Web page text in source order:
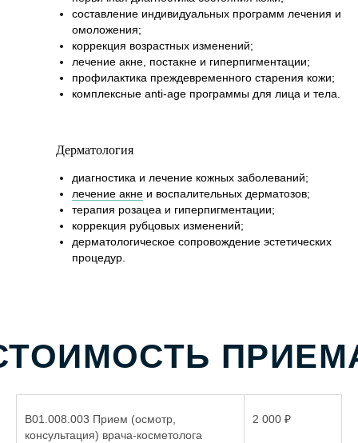
составление индивидуальных программ лечения и
омоложения;
коррекция возрастных изменений;
лечение акне, постакне и гиперпигментации;
профилактика преждевременного старения кожи;
комплексные anti-age программы для лица и тела.
Дерматология
диагностика и лечение кожных заболеваний;
лечение акне и воспалительных дерматозов;
терапия розацеа и гиперпигментации;
коррекция рубцовых изменений;
дерматологическое сопровождение эстетических
процедур.
В01.008.003 Прием (осмотр,
консультация) врача-косметолога
2 000 ₽
при каких условиях не является публичной
офертой, определяемой положениями Статьи
437 (2) Гражданского кодекса Российской
Федерации
Политика конфеденциальности
Политика обработки персональных данных
Правовая информация
Версия для
слабовидящих